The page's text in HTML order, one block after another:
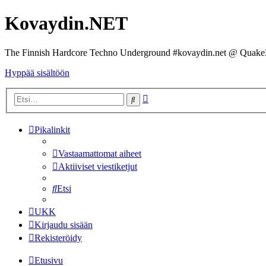
Kovaydin.NET
The Finnish Hardcore Techno Underground #kovaydin.net @
Hyppää sisältöön
Etsi
Pikalinkit
Vastaamattomat aiheet
Aktiiviset viestiketjut
Etsi
UKK
Kirjaudu sisään
Rekisteröidy
Etusivu